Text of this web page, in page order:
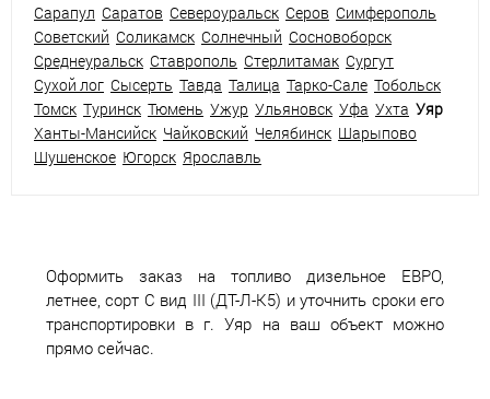
Сарапул Саратов Североуральск Серов Симферополь
Советский Соликамск Солнечный Сосновоборск
Среднеуральск Ставрополь Стерлитамак Сургут
Сухой лог Сысерть Тавда Талица Тарко-Сале Тобольск
Томск Туринск Тюмень Ужур Ульяновск Уфа Ухта Уяр
Ханты-Мансийск Чайковский Челябинск Шарыпово
Шушенское Югорск Ярославль
Оформить заказ на топливо дизельное ЕВРО,
летнее, сорт С вид III (ДТ-Л-К5) и уточнить сроки его
транспортировки в г. Уяр на ваш объект можно
прямо сейчас.